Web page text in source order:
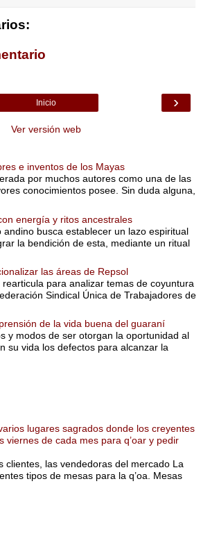
›
Inicio
Ver versión web
e inventos de los Mayas
por muchos autores como una de las
conocimientos posee. Sin duda alguna,
energía y ritos ancestrales
andino busca establecer un lazo espiritual
la bendición de esta, mediante un ritual
las áreas de Repsol
para analizar temas de coyuntura
Sindical Única de Trabajadores de
de la vida buena del guaraní
y modos de ser otorgan la oportunidad al
su vida los defectos para alcanzar la
lugares sagrados donde los creyentes
viernes de cada mes para q’oar y pedir
clientes, las vendedoras del mercado La
tipos de mesas para la q’oa. Mesas